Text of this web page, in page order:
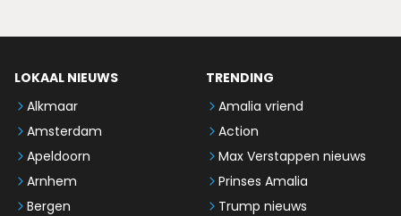
LOKAAL NIEUWS
Alkmaar
Amsterdam
Apeldoorn
Arnhem
Bergen
TRENDING
Amalia vriend
Action
Max Verstappen nieuws
Prinses Amalia
Trump nieuws